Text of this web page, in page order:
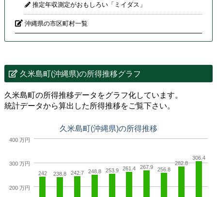
推定年収測定がおもしろい「ミイダス」
沖縄県の市区町村一覧
久米島町(沖縄県)の所得推移グラフ
久米島町の所得推移データをグラフ化しています。
統計データから算出した所得推移をご覧下さい。
久米島町(沖縄県)の所得推移
242 238.8 242.7 248.8 253.9 261.4 267.9 256.8
282.8
306.4
200 万円
300 万円
400 万円